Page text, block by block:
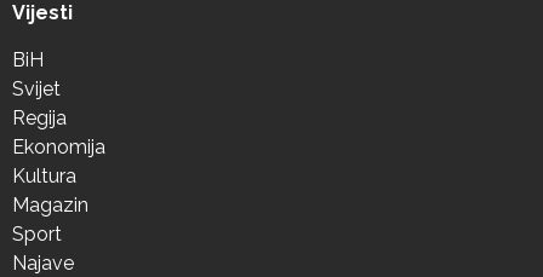
Vijesti
BiH
Svijet
Regija
Ekonomija
Kultura
Magazin
Sport
Najave